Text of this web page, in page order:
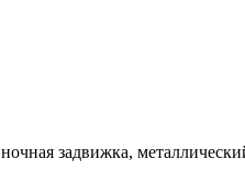
задвижка,